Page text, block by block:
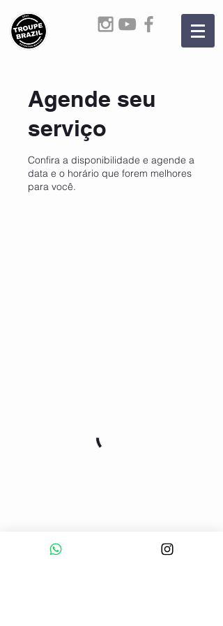
Agende seu
serviço
Confira a disponibilidade e agende a
data e o horário que forem melhores
para você.